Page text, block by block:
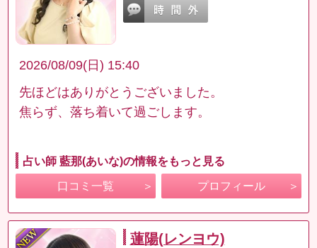
2026/08/09(日) 15:40
先ほどはありがとうございました。
焦らず、落ち着いて過ごします。
占い師 藍那(あいな)の情報をもっと見る
口コミ一覧 プロフィール
蓮陽(レンヨウ)